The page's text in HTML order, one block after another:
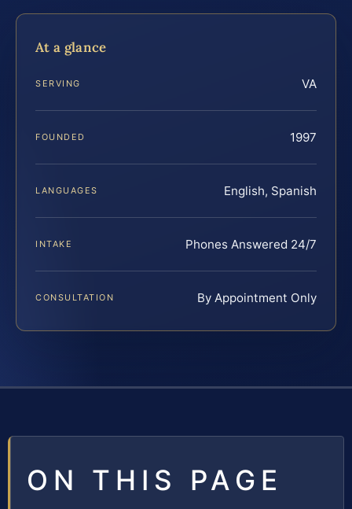
At a glance
SERVING VA
FOUNDED 1997
LANGUAGES English, Spanish
INTAKE Phones Answered 24/7
CONSULTATION By Appointment Only
ON THIS PAGE